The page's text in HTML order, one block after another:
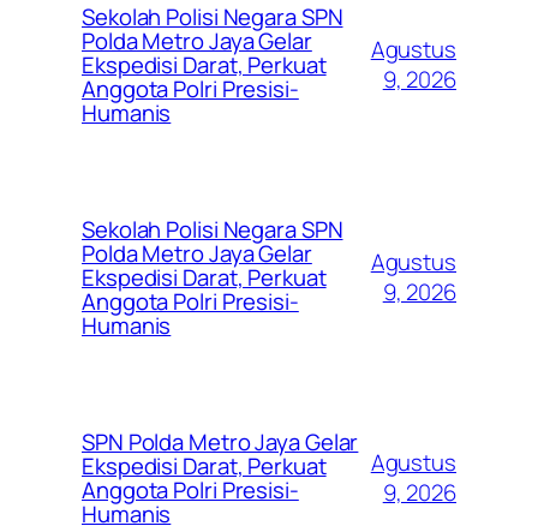
Sekolah Polisi Negara SPN
Polda Metro Jaya Gelar
Ekspedisi Darat, Perkuat
Anggota Polri Presisi-
Humanis
Agustus
9, 2026
Sekolah Polisi Negara SPN
Polda Metro Jaya Gelar
Ekspedisi Darat, Perkuat
Anggota Polri Presisi-
Humanis
Agustus
9, 2026
SPN Polda Metro Jaya Gelar
Ekspedisi Darat, Perkuat
Anggota Polri Presisi-
Humanis
Agustus
9, 2026